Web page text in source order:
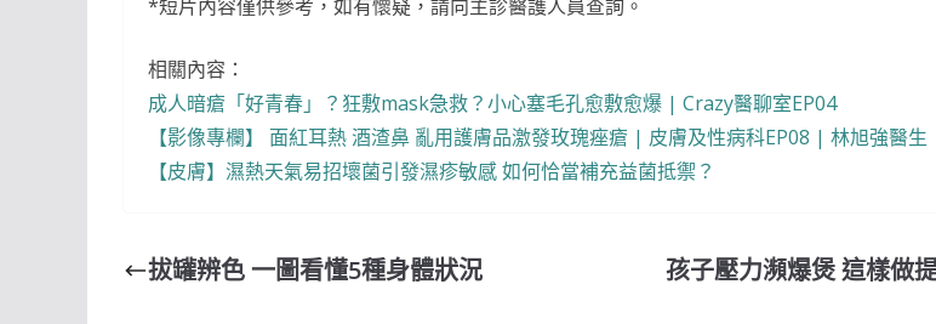
*短片內容僅供參考，如有懷疑，請向主診醫護人員查詢。
相關內容：
成人暗瘡「好青春」？狂敷mask急救？小心塞毛孔愈敷愈爆 | Crazy醫聊室EP04
【影像專欄】 面紅耳熱 酒渣鼻 亂用護膚品激發玫瑰痤瘡 | 皮膚及性病科EP08 | 林旭強醫生
【皮膚】濕熱天氣易招壞菌引發濕疹敏感 如何恰當補充益菌抵禦？
拔罐辨色 一圖看懂5種身體狀況 孩子壓力瀕爆煲 這樣做